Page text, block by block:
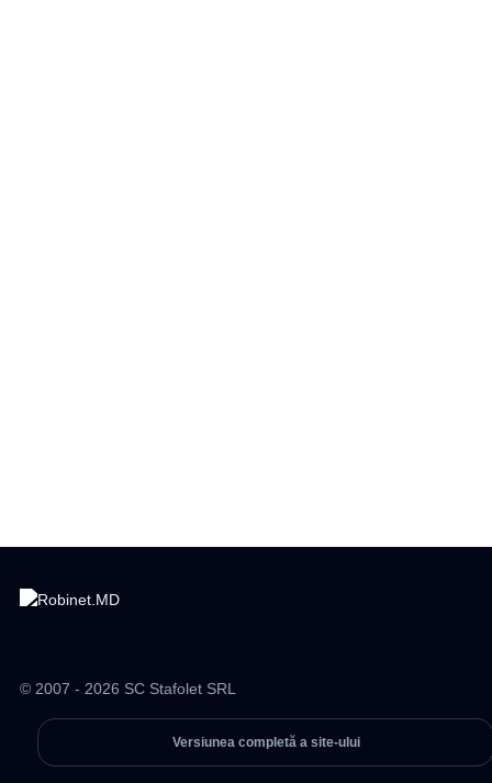
© 2007 - 2026 SC Stafolet SRL
Versiunea completă a site-ului